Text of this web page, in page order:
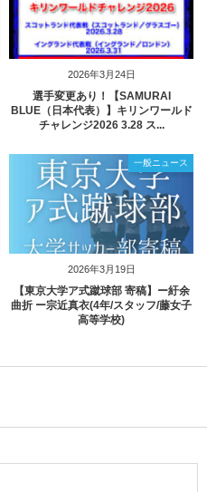
2026年3月24日
選手変更あり！【SAMURAI
BLUE（日本代表）】キリンワールド
チャレンジ2026 3.28 ス...
2026年3月19日
一般ニュース
【東京大学ア式蹴球部 寄稿】ー紆余
曲折 ー宗近真衣(4年/スタッフ/藤女子
高等学校)